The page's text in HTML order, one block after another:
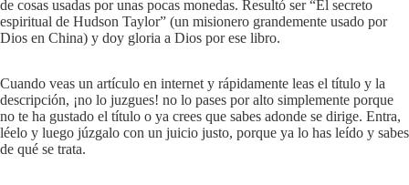
de cosas usadas por unas pocas monedas. Resultó ser “El secreto
espiritual de Hudson Taylor” (un misionero grandemente usado por
Dios en China) y doy gloria a Dios por ese libro.
Cuando veas un artículo en internet y rápidamente leas el título y la
descripción, ¡no lo juzgues! no lo pases por alto simplemente porque
no te ha gustado el título o ya crees que sabes adonde se dirige. Entra,
léelo y luego júzgalo con un juicio justo, porque ya lo has leído y sabes
de qué se trata.